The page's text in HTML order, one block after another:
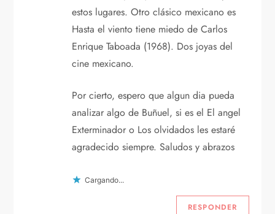
estos lugares. Otro clásico mexicano es
Hasta el viento tiene miedo de Carlos
Enrique Taboada (1968). Dos joyas del
cine mexicano.
Por cierto, espero que algun dia pueda
analizar algo de Buñuel, si es el El angel
Exterminador o Los olvidados les estaré
agradecido siempre. Saludos y abrazos
Cargando...
RESPONDER